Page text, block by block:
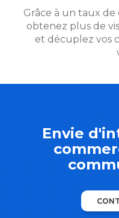
Grâce à un taux de
obtenez plus de
et décuplez vos
Envie